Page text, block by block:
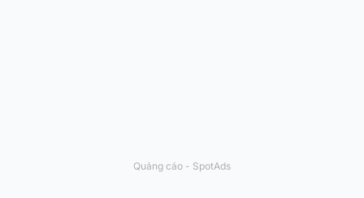
dụng đó đúng cách. Những ứng dụng này